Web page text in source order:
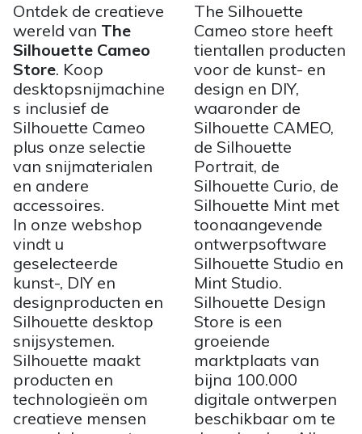
Ontdek de creatieve
wereld van The
Silhouette Cameo
Store. Koop
desktopsnijmachine
s inclusief de
Silhouette Cameo
plus onze selectie
van snijmaterialen
en andere
accessoires.
In onze webshop
vindt u
geselecteerde
kunst-, DIY en
designproducten en
Silhouette desktop
snijsystemen.
Silhouette maakt
producten en
technologieën om
creatieve mensen
The Silhouette
Cameo store heeft
tientallen producten
voor de kunst- en
design en DIY,
waaronder de
Silhouette CAMEO,
de Silhouette
Portrait, de
Silhouette Curio, de
Silhouette Mint met
toonaangevende
ontwerpsoftware
Silhouette Studio en
Mint Studio.
Silhouette Design
Store is een
groeiende
marktplaats van
bijna 100.000
digitale ontwerpen
beschikbaar om te